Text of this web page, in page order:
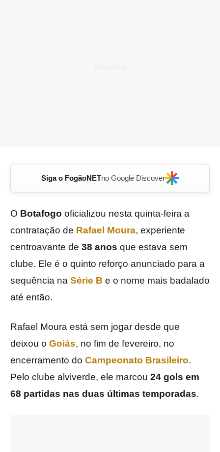
Siga o FogãoNETno Google Discover
O Botafogo oficializou nesta quinta-feira a
contratação de Rafael Moura, experiente
centroavante de 38 anos que estava sem
clube. Ele é o quinto reforço anunciado para a
sequência na Série B e o nome mais badalado
até então.
Rafael Moura está sem jogar desde que
deixou o Goiás, no fim de fevereiro, no
encerramento do Campeonato Brasileiro.
Pelo clube alviverde, ele marcou 24 gols em
68 partidas nas duas últimas temporadas.